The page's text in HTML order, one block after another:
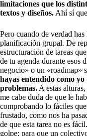
limitaciones que los
textos y diseños. Ahí sí
Pero cuando de verdad
planificación grupal. De
estructuración de tareas
de tu agenda durante esos
negocio» o un «roadmap»
hayas entendido como
problemas. A estas
me cabe duda de que le
comprobando lo fáciles
frustado, como nos ha
de que esta tarea no es
golpe: para que un